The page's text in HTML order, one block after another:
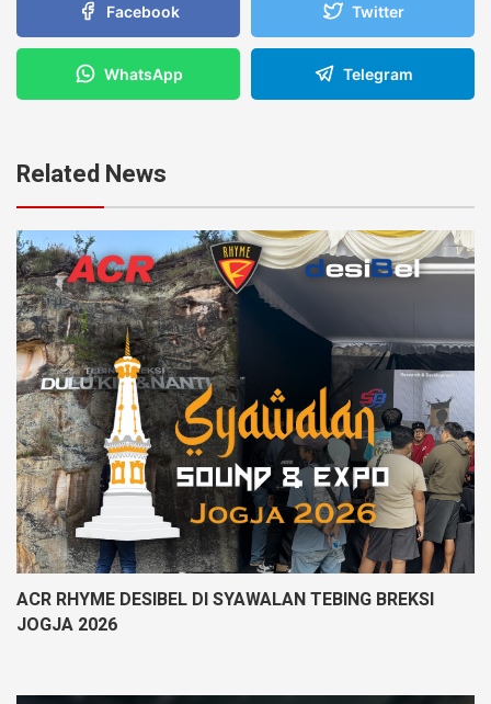
Facebook Twitter
WhatsApp Telegram
Related News
ACR RHYME DESIBEL DI SYAWALAN TEBING BREKSI
JOGJA 2026